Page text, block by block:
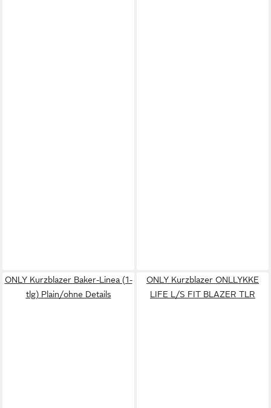
ONLY Kurzblazer Baker-Linea (1-
tlg) Plain/ohne Details
ONLY Kurzblazer ONLLYKKE
LIFE L/S FIT BLAZER TLR